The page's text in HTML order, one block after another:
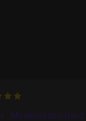
: Modélisation Hard